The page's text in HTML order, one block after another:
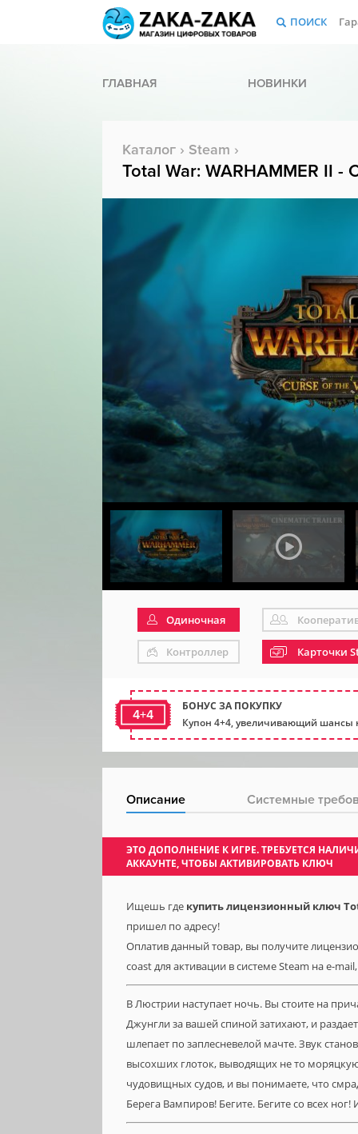
ПОИСК
ГЛАВНАЯ НОВИНКИ
Каталог › Steam ›
Total War: WARHAMMER II -
Одиночная
Контроллер Карточки
4+4
БОНУС ЗА ПОКУПКУ
Купон 4+4, увеличивающий шансы
Описание Системные
ЭТО ДОПОЛНЕНИЕ К ИГРЕ. ТРЕБУЕТСЯ
АККАУНТЕ, ЧТОБЫ АКТИВИРОВАТЬ КЛЮЧ
Ищешь где купить лицензионный ключ
пришел по адресу!
Оплатив данный товар, вы получите
coast для активации в системе Steam на e-
В Люстрии наступает ночь. Вы стоите на
Джунгли за вашей спиной затихают, и
шлепает по заплесневелой мачте. Звук
высохших глоток, выводящих не то
чудовищных судов, и вы понимаете, что
Берега Вампиров! Бегите. Бегите со всех